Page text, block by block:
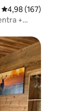
132
Priemerné
4,98 (167)
+